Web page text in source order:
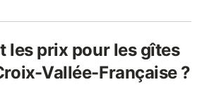
les prix pour les gîtes
Vallée-Française ?